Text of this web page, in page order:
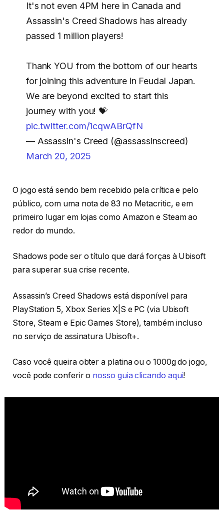
It's not even 4PM here in Canada and
Assassin's Creed Shadows has already
passed 1 million players!
Thank YOU from the bottom of our hearts
for joining this adventure in Feudal Japan.
We are beyond excited to start this
journey with you! 💝
pic.twitter.com/1cqwABrQfN
— Assassin's Creed (@assassinscreed)
March 20, 2025
O jogo está sendo bem recebido pela crítica e pelo
público, com uma nota de 83 no Metacritic, e em
primeiro lugar em lojas como Amazon e Steam ao
redor do mundo.
Shadows pode ser o título que dará forças à Ubisoft
para superar sua crise recente.
Assassin’s Creed Shadows está disponível para
PlayStation 5, Xbox Series X|S e PC (via Ubisoft
Store, Steam e Epic Games Store), também incluso
no serviço de assinatura Ubisoft+.
Caso você queira obter a platina ou o 1000g do jogo,
você pode conferir o nosso guia clicando aqui!